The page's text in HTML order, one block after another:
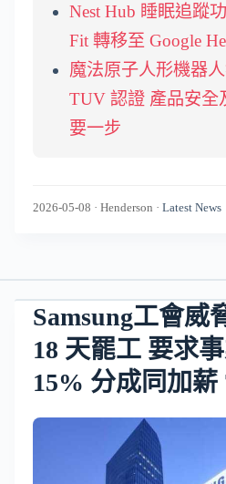
Nest Hub 睡眠追蹤
Fit 轉移至 Google
魔法原子人形機器
TUV 認證 產品安全
要一步
2026-05-08 · Henderson · Latest News
Samsung工會威
18 天罷工 要求
15% 分成同加薪